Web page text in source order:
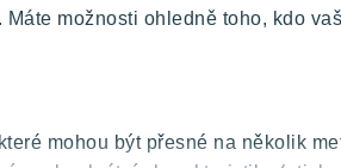
možnosti ohledně toho, kdo
mohou být přesné na několik
TOIVO
VIRTA Kladno